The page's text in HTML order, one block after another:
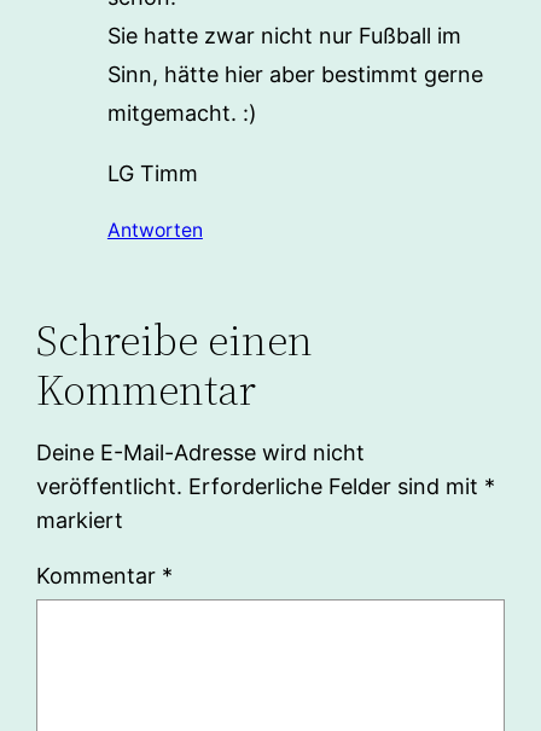
Sie hatte zwar nicht nur Fußball im
Sinn, hätte hier aber bestimmt gerne
mitgemacht. :)
LG Timm
Antworten
Schreibe einen
Kommentar
Deine E-Mail-Adresse wird nicht
veröffentlicht. Erforderliche Felder sind mit *
markiert
Kommentar *